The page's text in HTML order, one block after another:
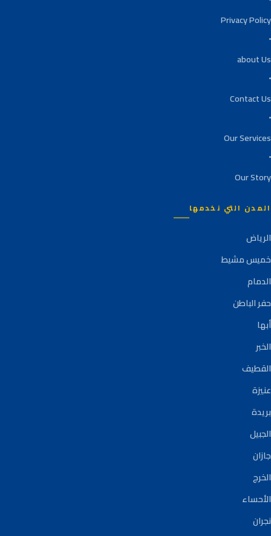
Privacy Policy
about Us
Contact Us
Our Services
Our Story
المدن التي نخدمها
الرياض
خميس مشيط
الدمام
حفر الباطن
أبها
الخبر
القطيف
عنيزة
بريدة
الجبيل
جازان
الخرج
الأحساء
نجران